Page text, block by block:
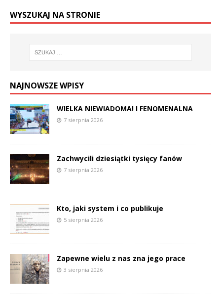
WYSZUKAJ NA STRONIE
NAJNOWSZE WPISY
WIELKA NIEWIADOMA! I FENOMENALNA
7 sierpnia 2026
Zachwycili dziesiątki tysięcy fanów
7 sierpnia 2026
Kto, jaki system i co publikuje
5 sierpnia 2026
Zapewne wielu z nas zna jego prace
3 sierpnia 2026